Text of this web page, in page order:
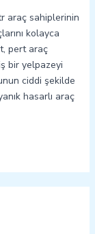
araç sahiplerinin
kolayca
pert araç
bir yelpazeyi
ciddi şekilde
hasarlı araç